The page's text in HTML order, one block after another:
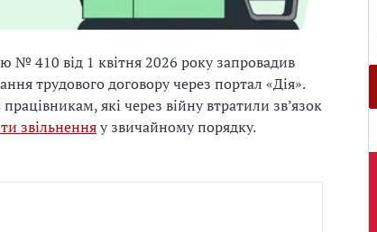
№ 410 від 1 квітня 2026 року запровадив
трудового договору через портал «Дія».
які через війну втратили зв’язок
звільненняу звичайному порядку.